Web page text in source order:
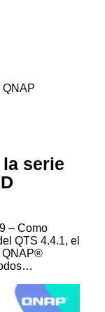
QNAP
serie
– Como
QTS 4.4.1, el
QNAP®